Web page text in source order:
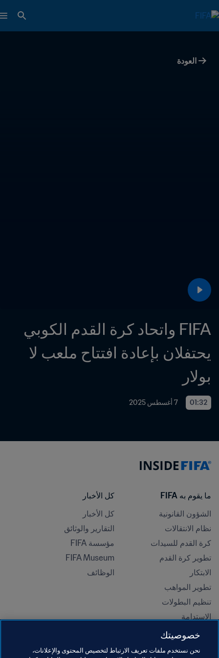
العودة
بولار
01:32 7 أغسطس 2025
ما يقوم به FIFA
الشؤون القانونية
نظام الانتقالات
كرة القدم للسيدات
تطوير كرة القدم
الابتكار
تطوير المواهب
تنظيم البطولات
الاستدامة
حقوق الإنسان ومناهضة التمييز
كل الأخبار
كل الأخبار
التقارير والوثائق
مؤسسة FIFA
FIFA Museum
الوظائف
خصوصيتك
نحن نستخدم ملفات تعريف الارتباط لتخصيص المحتوى والإعلانات،